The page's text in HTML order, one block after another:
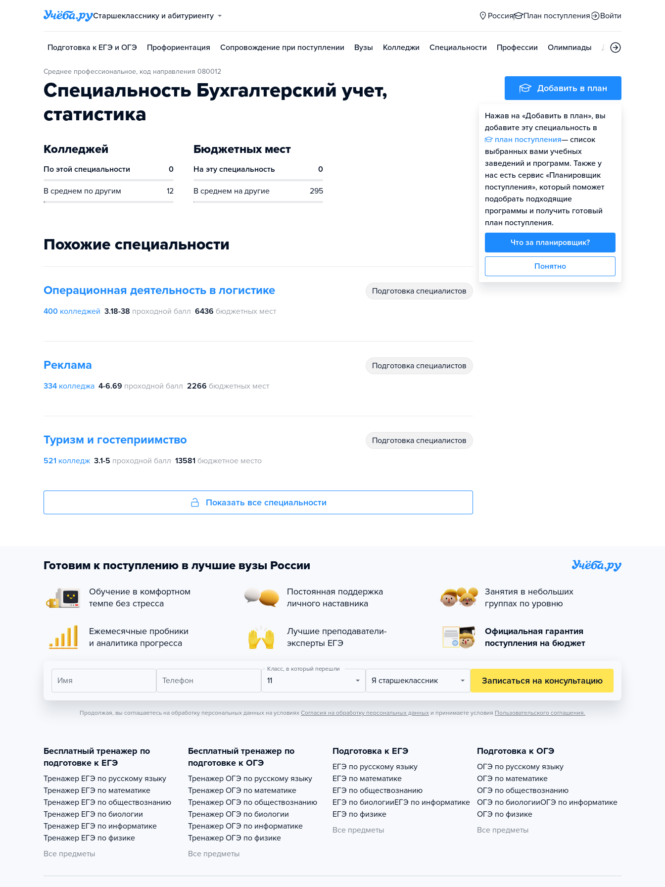
Старшекласснику и абитуриенту Россия План поступления Войти
Подготовка к ЕГЭ и ОГЭ Профориентация Сопровождение при поступлении Вузы Колледжи Специальности Профессии Олимпиады Дни открытых
Среднее профессиональное, код направления 080012
Специальность Бухгалтерский учет,
статистика
Колледжей
По этой специальности 0
В среднем по другим 12
Бюджетных мест
На эту специальность 0
В среднем на другие 295
Похожие специальности
Операционная деятельность в логистике подготовка специалистов
400 колледжей 3.18-38 проходной балл 6436 бюджетных мест
Реклама подготовка специалистов
334 колледжа 4-6.69 проходной балл 2266 бюджетных мест
Туризм и гостеприимство подготовка специалистов
521 колледж 3.1-5 проходной балл 13581 бюджетное место
Показать все специальности
Добавить в план
Нажав на «Добавить в план», вы
добавите эту специальность в
план поступления— список
выбранных вами учебных
заведений и программ. Также у
нас есть сервис «Планировщик
поступления», который поможет
подобрать подходящие
программы и получить готовый
план поступления.
Что за планировщик?
Понятно
Готовим к поступлению в лучшие вузы России
Обучение в комфортном
темпе без стресса
Постоянная поддержка
личного наставника
Занятия в небольших
группах по уровню
Ежемесячные пробники
и аналитика прогресса
Лучшие преподаватели-
эксперты ЕГЭ
Официальная гарантия
поступления на бюджет
Имя Телефон
Класс, в который перешли
11 Я старшеклассник Записаться на консультацию
Продолжая, вы соглашаетесь на обработку персональных данных на условиях Согласия на обработку персональных данных и принимаете условия Пользовательского соглашения.
Бесплатный тренажер по
подготовке к ЕГЭ
Тренажер ЕГЭ по русскому языку
Тренажер ЕГЭ по математике
Тренажер ЕГЭ по обществознанию
Тренажер ЕГЭ по биологии
Тренажер ЕГЭ по информатике
Тренажер ЕГЭ по физике
Все предметы
Бесплатный тренажер по
подготовке к ОГЭ
Тренажер ОГЭ по русскому языку
Тренажер ОГЭ по математике
Тренажер ОГЭ по обществознанию
Тренажер ОГЭ по биологии
Тренажер ОГЭ по информатике
Тренажер ОГЭ по физике
Все предметы
Подготовка к ЕГЭ
ЕГЭ по русскому языку
ЕГЭ по математике
ЕГЭ по обществознанию
ЕГЭ по биологииЕГЭ по информатике
ЕГЭ по физике
Все предметы
Подготовка к ОГЭ
ОГЭ по русскому языку
ОГЭ по математике
ОГЭ по обществознанию
ОГЭ по биологииОГЭ по информатике
ОГЭ по физике
Все предметы